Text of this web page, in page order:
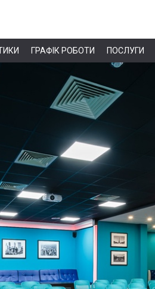
ГРАФІК РОБОТИ ПОСЛУГИ